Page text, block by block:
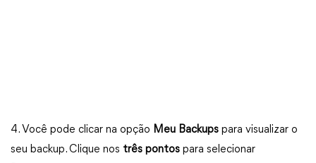
4. Você pode clicar na opção Meu Backups para visualizar o
seu backup. Clique nos três pontos para selecionar